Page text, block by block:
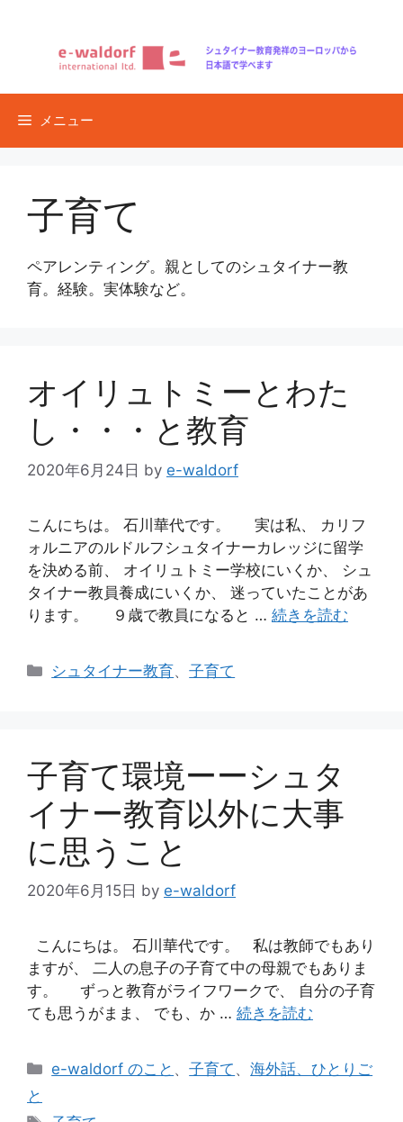
ス
メニュー
子育て
ペアレンティング。親としてのシュタイナー教
育。経験。実体験など。
オイリュトミーとわた
し・・・と教育
2020年6月24日 by e-waldorf
こんにちは。 石川華代です。 実は私、 カリフ
ォルニアのルドルフシュタイナーカレッジに留学
を決める前、 オイリュトミー学校にいくか、 シュ
タイナー教員養成にいくか、 迷っていたことがあ
ります。 ９歳で教員になると … 続きを読む
カ
シュタイナー教育、子育て
子育て環境ーーシュタ
イナー教育以外に大事
に思うこと
2020年6月15日 by e-waldorf
こんにちは。 石川華代です。 私は教師でもあり
ますが、 二人の息子の子育て中の母親でもありま
す。 ずっと教育がライフワークで、 自分の子育
ても思うがまま、 でも、か … 続きを読む
カ
e-waldorf のこと 、子育て 、海外話、ひとりご
と